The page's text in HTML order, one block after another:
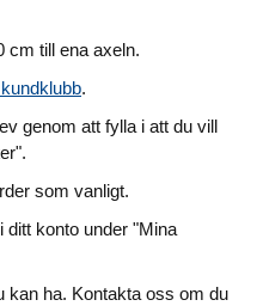
cm till ena axeln.
.
genom att fylla i att du vill
som vanligt.
ditt konto under "Mina
kan ha. Kontakta oss om du